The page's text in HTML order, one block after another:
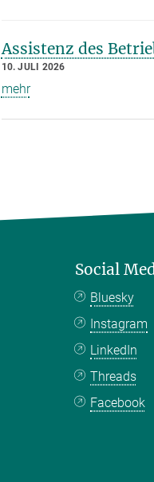
Assistenz des
10. JULI 2026
mehr
Social
Bluesky
Instagram
LinkedIn
Threads
Facebook